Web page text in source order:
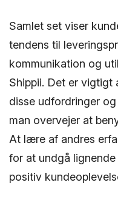
Samlet set viser
tendens til
kommunikation og
Shippii. Det er
disse udfordringer
man overvejer at
At lære af andres
for at undgå
positiv